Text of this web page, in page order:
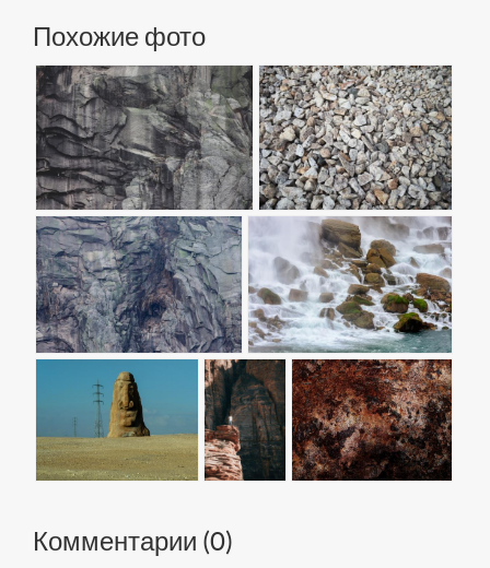
Похожие фото
Комментарии (0)